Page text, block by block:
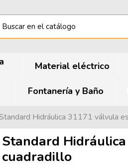
Material eléctrico
Fontanería y Baño
Standard Hidráulica 31171 válvula
Standard
cuadradillo